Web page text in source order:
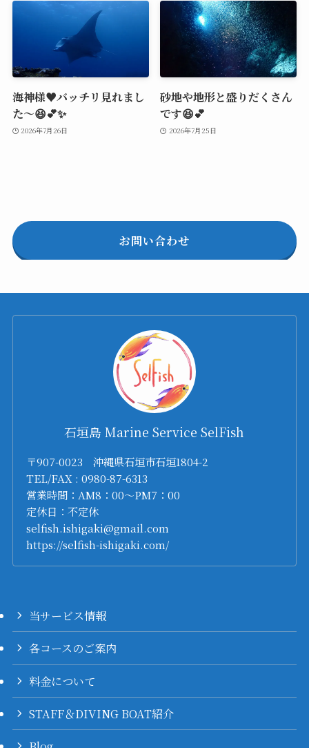
海神様♥️バッチリ見れまし
た～😆💕✨
2026年7月26日
砂地や地形と盛りだくさん
です😆💕
2026年7月25日
お問い合わせ
石垣島 Marine Service SelFish
〒907-0023 沖縄県石垣市石垣1804-2
TEL/FAX : 0980-87-6313
営業時間：AM8：00～PM7：00
定休日：不定休
selfish.ishigaki@gmail.com
https://selfish-ishigaki.com/
当サービス情報
各コースのご案内
料金について
STAFF＆DIVING BOAT紹介